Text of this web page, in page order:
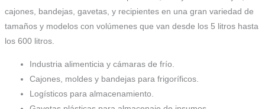
cajones, bandejas, gavetas, y recipientes en una gran variedad de
tamaños y modelos con volúmenes que van desde los 5 litros hasta
los 600 litros.
Industria alimenticia y cámaras de frío.
Cajones, moldes y bandejas para frigoríficos.
Logísticos para almacenamiento.